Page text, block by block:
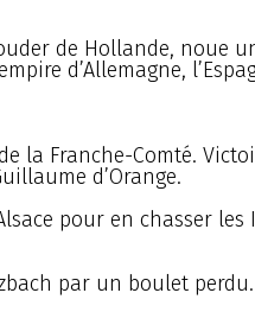
de Hollande, noue
d’Allemagne,
la Franche-Comté.
d’Orange.
pour en chasser les
par un boulet perdu.